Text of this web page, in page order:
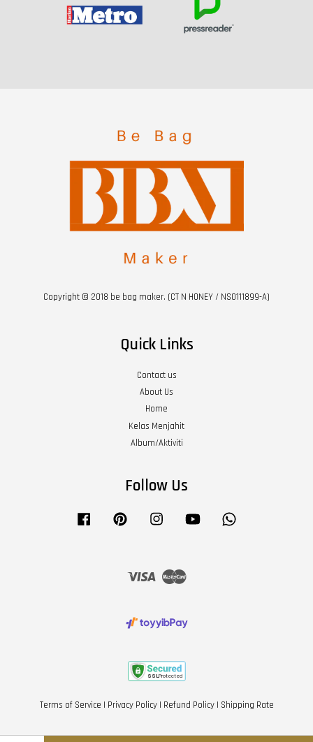
Copyright © 2018 be bag maker. (CT N HONEY / NS0111899-A)
Quick Links
Contact us
About Us
Home
Kelas Menjahit
Album/Aktiviti
Follow Us
Facebook Pinterest Instagram YouTube
Visa Master
Terms of Service | Privacy Policy| Refund Policy| Shipping Rate